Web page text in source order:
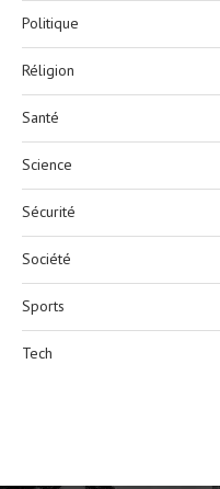
Politique
Réligion
Santé
Science
Sécurité
Société
Sports
Tech